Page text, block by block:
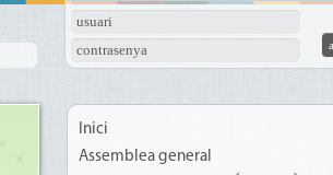
usuari
contrasenya
Inici
Assemblea general